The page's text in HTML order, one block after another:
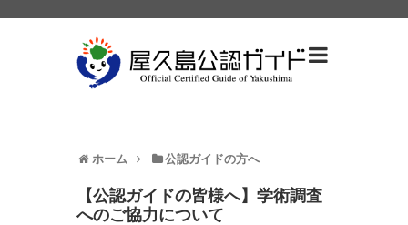
ホーム 公認ガイドの方へ
【公認ガイドの皆様へ】学術調査
へのご協力について